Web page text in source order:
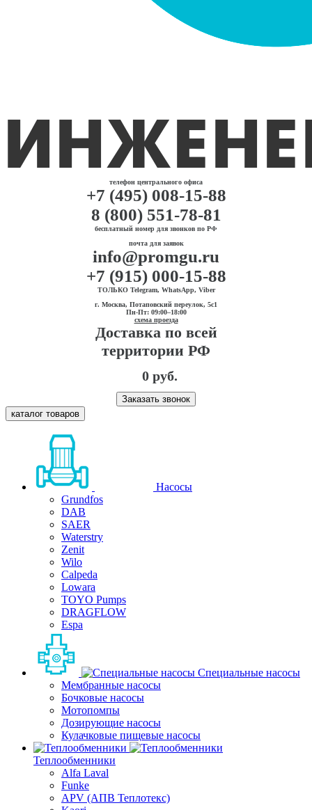
телефон центрального офиса
+7 (495) 008-15-88
8 (800) 551-78-81
бесплатный номер для звонков по РФ
почта для заявок
info@promgu.ru
+7 (915) 000-15-88
ТОЛЬКО Telegram, WhatsApp, Viber
г. Москва, Потаповский переулок, 5с1
Пн-Пт: 09:00–18:00
схема проезда
Доставка по всей
территории РФ
0 руб.
Заказать звонок
каталог товаров
Насосы
Grundfos
DAB
SAER
Waterstry
Zenit
Wilo
Calpeda
Lowara
TOYO Pumps
DRAGFLOW
Espa
Специальные насосы
Мембранные насосы
Бочковые насосы
Мотопомпы
Дозирующие насосы
Кулачковые пищевые насосы
Теплообменники
Alfa Laval
Funke
APV (АПВ Теплотекс)